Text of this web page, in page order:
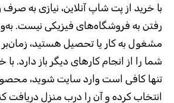
با خرید از پت شاپ آنلاین، نیازی به صرف
رفتن به فروشگاه‌های فیزیکی نیست.
مشغول به کار یا تحصیل هستید، زمان‌بر
شما را از انجام کارهای دیگر باز دارد. با
تنها کافی است وارد سایت شوید،
انتخاب کرده و آن را درب منزل دریافت